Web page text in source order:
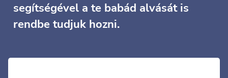
segítségével a te babád alvását is
rendbe tudjuk hozni.